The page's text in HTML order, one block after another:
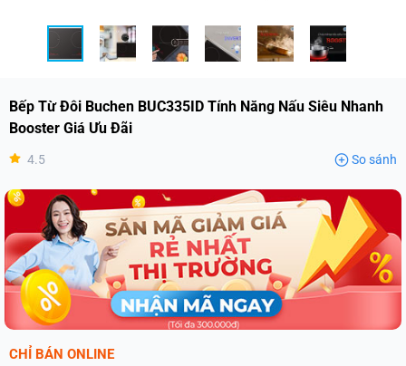
Bếp Từ Đôi Buchen BUC335ID Tính Năng Nấu Siêu Nhanh
Booster Giá Ưu Đãi
4.5 So sánh
CHỈ BÁN ONLINE